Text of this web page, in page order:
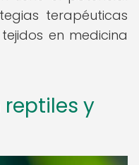
terapéuticas
en medicina
reptiles y